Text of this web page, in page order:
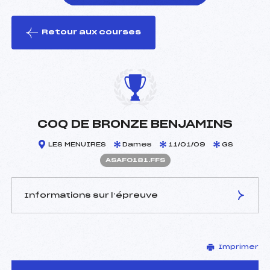
le ski
Retour aux courses
COQ DE BRONZE BENJAMINS
LES MENUIRES Dames 11/01/09 GS
ASAF0181.FFS
Informations sur l’épreuve
CHARVIN PATRICK (SA)
Arbitre :
BONDIER JEROME (SA)
Imprimer